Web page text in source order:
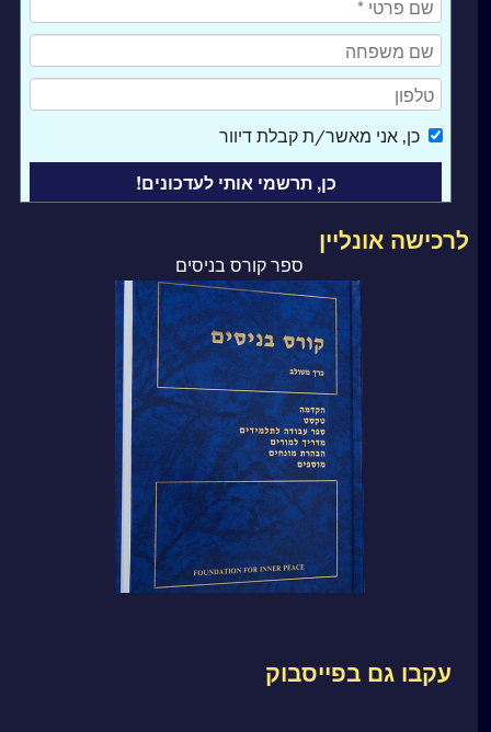
כן, אני מאשר/ת קבלת דיוור
לרכישה אונליין
ספר קורס בניסים
עקבו גם בפייסבוק